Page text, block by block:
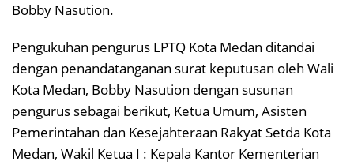
Bobby Nasution.
Pengukuhan pengurus LPTQ Kota Medan ditandai
dengan penandatanganan surat keputusan oleh Wali
Kota Medan, Bobby Nasution dengan susunan
pengurus sebagai berikut, Ketua Umum, Asisten
Pemerintahan dan Kesejahteraan Rakyat Setda Kota
Medan, Wakil Ketua I : Kepala Kantor Kementerian